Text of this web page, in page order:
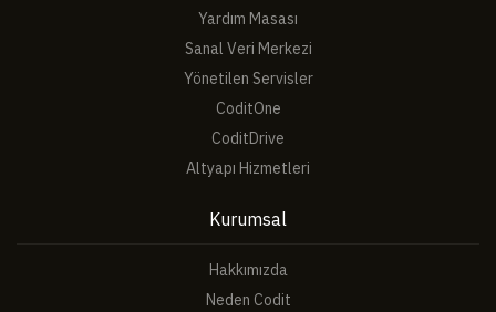
Yardım Masası
Sanal Veri Merkezi
Yönetilen Servisler
CoditOne
CoditDrive
Altyapı Hizmetleri
Kurumsal
Hakkımızda
Neden Codit